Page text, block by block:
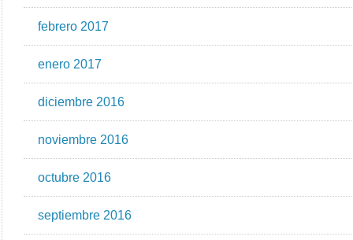
febrero 2017
enero 2017
diciembre 2016
noviembre 2016
octubre 2016
septiembre 2016